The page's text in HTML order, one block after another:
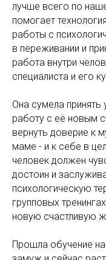
лучше всего по
помогает
работы с
в переживании и
работа внутри
специалиста и его
Она сумела
работу с её новым
вернуть доверие к
маме - и к себе в
человек должен
достоин и
психологическую
групповых
новую счастливую
Прошла обучение
Научно-
© Научно-